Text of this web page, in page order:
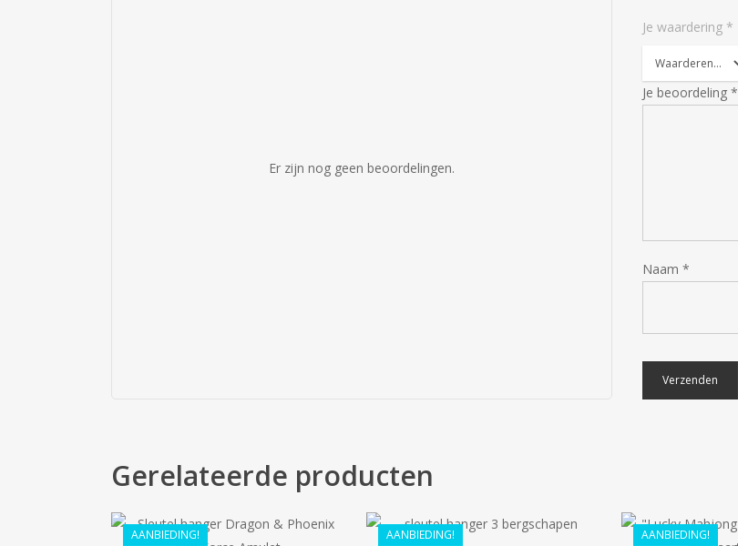
Er zijn nog geen beoordelingen.
Je waardering *
Je beoordeling *
Naam *
Gerelateerde producten
AANBIEDING!
€55.99
AANBIEDING! AANBIEDING!